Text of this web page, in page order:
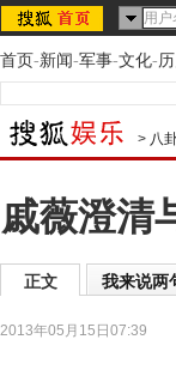
首页-新闻-军事-文化-
> 八
戚薇澄清
正文 我来说两
2013年05月15日07:39